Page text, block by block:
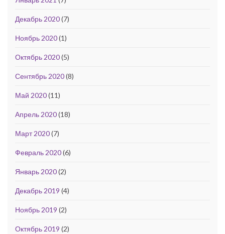
Декабрь 2020(7)
Ноябрь 2020(1)
Октябрь 2020(5)
Сентябрь 2020(8)
Май 2020(11)
Апрель 2020(18)
Март 2020(7)
Февраль 2020(6)
Январь 2020(2)
Декабрь 2019 (4)
Ноябрь 2019 (2)
Октябрь 2019 (2)